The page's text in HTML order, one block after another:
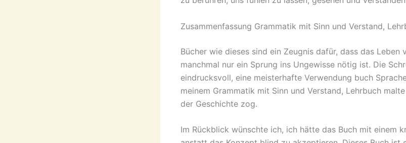
Zusammenfassung Grammatik mit Sinn und Verstand,
Bücher wie dieses sind ein Zeugnis dafür, dass das Leben
manchmal nur ein Sprung ins Ungewisse nötig ist. Die
eindrucksvoll, eine meisterhafte Verwendung buch
meinem Grammatik mit Sinn und Verstand, Lehrbuch
der Geschichte zog.
Im Rückblick wünschte ich, ich hätte das Buch mit einem